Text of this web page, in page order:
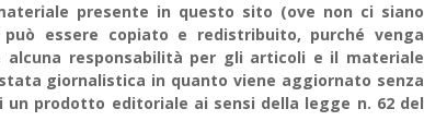
materiale presente in questo sito (ove non ci siano
essere copiato e redistribuito, purché venga
responsabilità per gli articoli e il materiale
giornalistica in quanto viene aggiornato senza
prodotto editoriale ai sensi della legge n. 62 del